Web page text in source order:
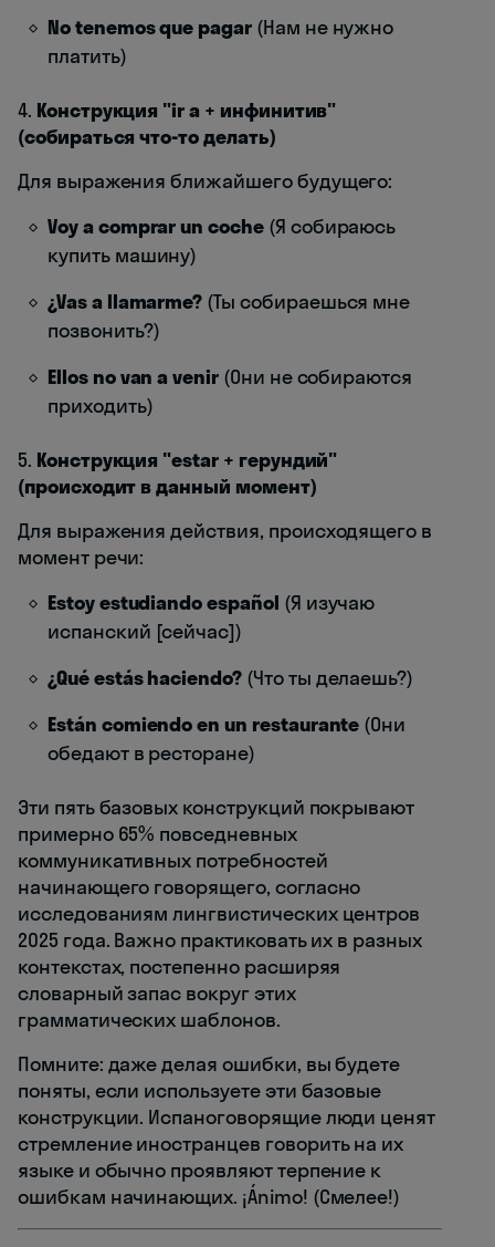
No tenemos que pagar (Нам не нужно
платить)
4. Конструкция "ir a + инфинитив"
(собираться что-то делать)
Для выражения ближайшего будущего:
Voy a comprar un coche(Я собираюсь
купить машину)
¿Vas a llamarme? (Ты собираешься мне
позвонить?)
Ellos no van a venir (Они не собираются
приходить)
5. Конструкция "estar + герундий"
(происходит в данный момент)
Для выражения действия, происходящего в
момент речи:
Estoy estudiando español (Я изучаю
испанский [сейчас])
¿Qué estás haciendo? (Что ты делаешь?)
Están comiendo en un restaurante (Они
обедают в ресторане)
Эти пять базовых конструкций покрывают
примерно 65% повседневных
коммуникативных потребностей
начинающего говорящего, согласно
исследованиям лингвистических центров
2025 года. Важно практиковать их в разных
контекстах, постепенно расширяя
словарный запас вокруг этих
грамматических шаблонов.
Помните: даже делая ошибки, вы будете
поняты, если используете эти базовые
конструкции. Испаноговорящие люди ценят
стремление иностранцев говорить на их
языке и обычно проявляют терпение к
ошибкам начинающих. ¡Ánimo! (Смелее!)